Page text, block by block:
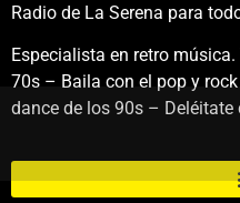
Radio de La Serena para
Especialista en retro
70s – Baila con el pop y
dance de los 90s – Deléitate